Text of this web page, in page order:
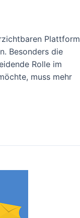
Plattform
Besonders die
Rolle im
muss mehr